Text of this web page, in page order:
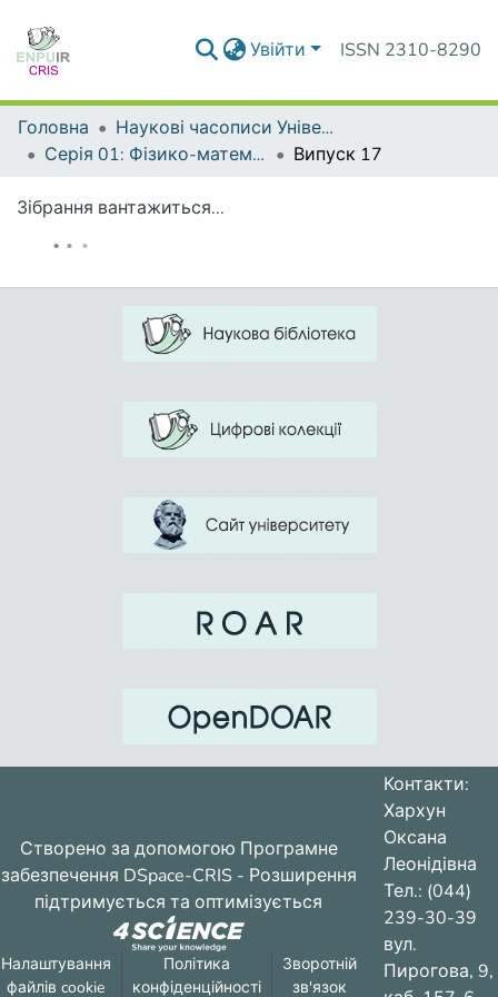
Увійти ISSN 2310-8290
Головна
Наукові часописи Університету
Серія 01: Фізико-математичні науки
Випуск 17
Зібрання вантажиться...
Створено за допомогою Програмне
забезпечення DSpace-CRIS - Розширення
підтримується та оптимізується
Налаштування
файлів cookie
Політика
конфіденційності
Зворотній
зв'язок
Контакти:
Хархун
Оксана
Леонідівна
Тел.: (044)
239-30-39
вул.
Пирогова, 9,